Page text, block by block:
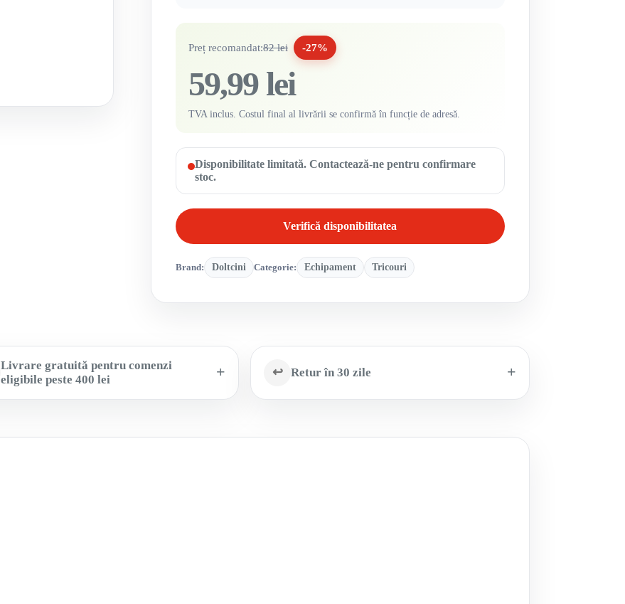
Preț recomandat:82 lei -27%
59,99 lei
TVA inclus. Costul final al livrării se confirmă în funcție de adresă.
Disponibilitate limitată. Contactează-ne pentru confirmare
stoc.
Verifică disponibilitatea
Brand: Doltcini Categorie: Echipament Tricouri
Livrare gratuită pentru comenzi
eligibile peste 400 lei
↩ Retur în 30 zile